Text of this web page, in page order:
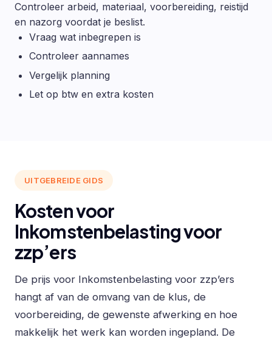
Controleer arbeid, materiaal, voorbereiding, reistijd
en nazorg voordat je beslist.
Vraag wat inbegrepen is
Controleer aannames
Vergelijk planning
Let op btw en extra kosten
UITGEBREIDE GIDS
Kosten voor
Inkomstenbelasting voor
zzp’ers
De prijs voor Inkomstenbelasting voor zzp’ers
hangt af van de omvang van de klus, de
voorbereiding, de gewenste afwerking en hoe
makkelijk het werk kan worden ingepland. De